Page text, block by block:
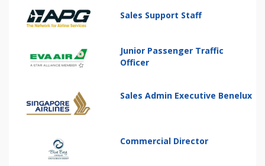
Sales Support Staff
Junior Passenger Traffic
Officer
Sales Admin Executive Benelux
Commercial Director